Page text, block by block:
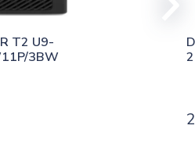
T2 U9-
3BW